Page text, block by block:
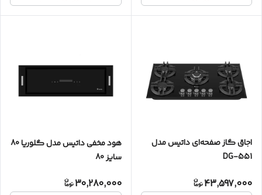
اجاق گاز صفحه‌ای داتیس مدل
DG-551
43,597,000
هود مخفی داتیس مدل گلوریا 80
سایز 80
30,280,000